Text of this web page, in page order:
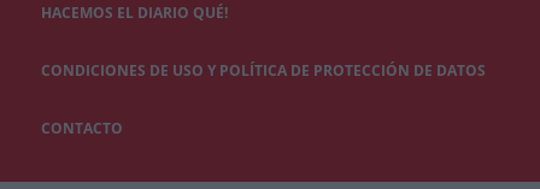
HACEMOS EL DIARIO QUÉ!
CONDICIONES DE USO Y POLÍTICA DE PROTECCIÓN DE DATOS
CONTACTO